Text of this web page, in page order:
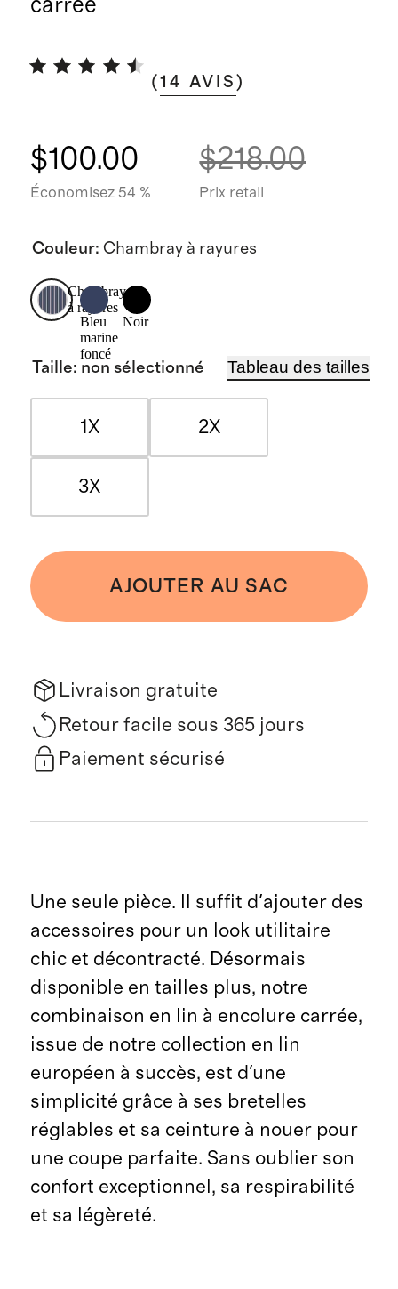
carrée
(14 AVIS )
$100.00
Économisez 54 %
$218.00
Prix retail
Couleur: Chambray à rayures
Chambray
à rayures
Bleu
marine
foncé
Noir
Taille: non sélectionné Tableau des tailles
1X 2X
3X
AJOUTER AU SAC
Livraison gratuite
Retour facile sous 365 jours
Paiement sécurisé
Une seule pièce. Il suffit d'ajouter des
accessoires pour un look utilitaire
chic et décontracté. Désormais
disponible en tailles plus, notre
combinaison en lin à encolure carrée,
issue de notre collection en lin
européen à succès, est d'une
simplicité grâce à ses bretelles
réglables et sa ceinture à nouer pour
une coupe parfaite. Sans oublier son
confort exceptionnel, sa respirabilité
et sa légèreté.